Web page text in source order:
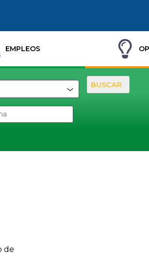
EMPLEOS
BUSCAR
de